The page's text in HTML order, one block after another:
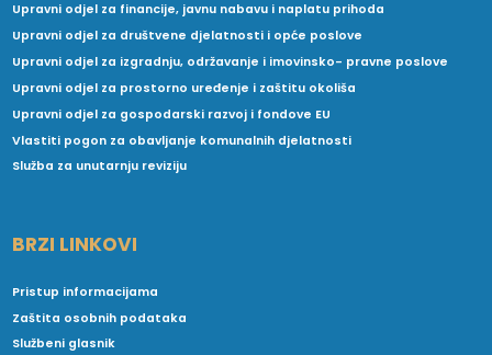
Upravni odjel za financije, javnu nabavu i naplatu prihoda
Upravni odjel za društvene djelatnosti i opće poslove
Upravni odjel za izgradnju, održavanje i imovinsko- pravne poslove
Upravni odjel za prostorno uređenje i zaštitu okoliša
Upravni odjel za gospodarski razvoj i fondove EU
Vlastiti pogon za obavljanje komunalnih djelatnosti
Služba za unutarnju reviziju
BRZI LINKOVI
Pristup informacijama
Zaštita osobnih podataka
Službeni glasnik